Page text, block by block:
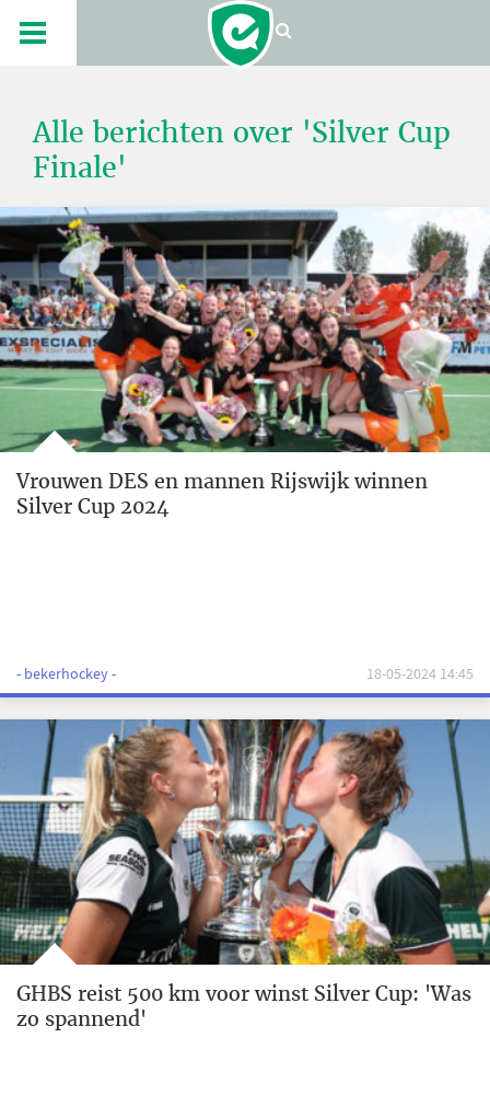
Alle berichten over 'Silver Cup
Finale'
Vrouwen DES en mannen Rijswijk winnen
Silver Cup 2024
- bekerhockey - 18-05-2024 14:45
GHBS reist 500 km voor winst Silver Cup: 'Was
zo spannend'